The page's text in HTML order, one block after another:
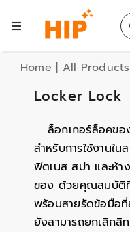
Toggle
Home
Training
Blog
Home | All Products
Locker Lock
ล็อกเกอร์ล็อคขอ
สำหรับการใช้งานใ
ฟิตเนส สปา และห้า
ของ ด้วยคุณสมบัติที่
พร้อมสายรัดข้อมือ
ยังสามารถยกเลิกสิ